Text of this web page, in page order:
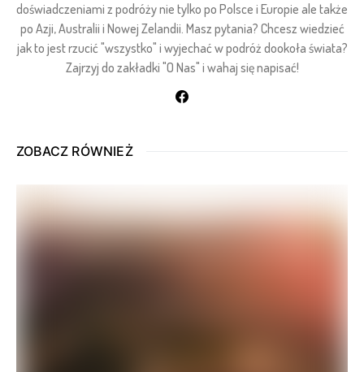
doświadczeniami z podróży nie tylko po Polsce i Europie ale także
po Azji, Australii i Nowej Zelandii. Masz pytania? Chcesz wiedzieć
jak to jest rzucić "wszystko" i wyjechać w podróż dookoła świata?
Zajrzyj do zakładki "O Nas" i wahaj się napisać!
ZOBACZ RÓWNIEŻ